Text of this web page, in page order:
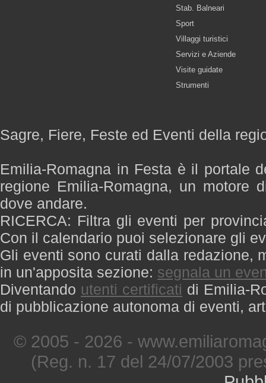
Stab. Balneari
Sport
Villaggi turistici
Servizi e Aziende
Visite guidate
Strumenti
Sagre, Fiere, Feste ed Eventi della
Emilia-Romagna in Festa è il portale
regione Emilia-Romagna, un motore
dove andare.
RICERCA: Filtra gli eventi per
Con il calendario puoi selezionare gli
Gli eventi sono curati dalla redazione,
in un'apposita sezione: segnala un
Diventando utenti certificati di Emilia-
di pubblicazione autonoma di eventi,
© 2005 - 2026 -
(Reg. n. 17 del 24/07/2003